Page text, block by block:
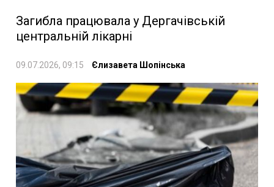
Загибла працювала у Дергачівській
центральній лікарні
09.07.2026, 09:15 Єлизавета Шопінська